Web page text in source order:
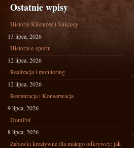
Ostatnie wpisy
Historie Klientów i Sukcesy
13 lipca, 2026
Historia e-sportu
12 lipca, 2026
Realizacja i monitoring
12 lipca, 2026
Restauracja i Konserwacja
9 lipca, 2026
DomPol
8 lipca, 2026
Zabawki kreatywne dla małego odkrywcy: jak